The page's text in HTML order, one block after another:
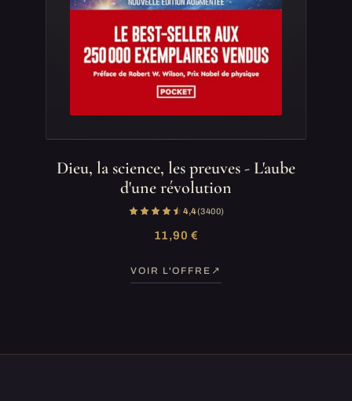
Dieu, la science, les preuves - L'aube
d'une révolution
4,4(3 400)
11,90 €
VOIR L'OFFRE